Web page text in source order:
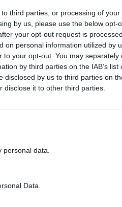
third parties, or processing of
by us, please use the below opt-
your opt-out request is
on personal information utilized by
your opt-out. You may separately
by third parties on the IAB’s list
disclosed by us to third parties on
disclose it to other third parties.
data.
Data.
over
NM-